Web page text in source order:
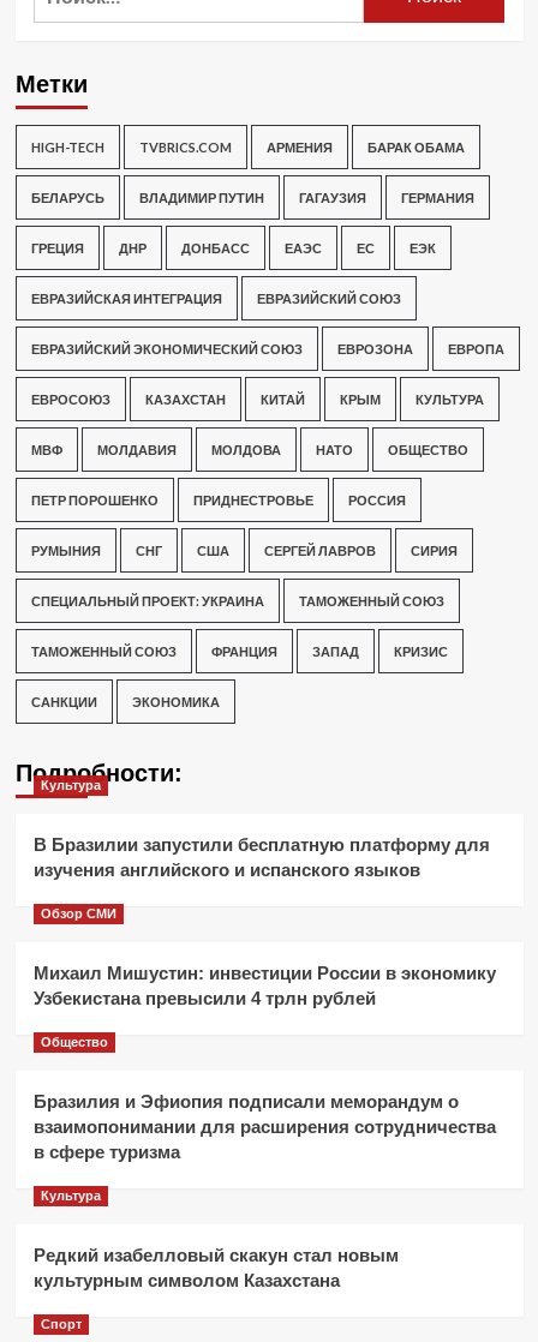
Метки
HIGH-TECH TVBRICS.COM АРМЕНИЯ БАРАК ОБАМА
БЕЛАРУСЬ ВЛАДИМИР ПУТИН ГАГАУЗИЯ ГЕРМАНИЯ
ГРЕЦИЯ ДНР ДОНБАСС ЕАЭС ЕС ЕЭК
ЕВРАЗИЙСКАЯ ИНТЕГРАЦИЯ ЕВРАЗИЙСКИЙ СОЮЗ
ЕВРАЗИЙСКИЙ ЭКОНОМИЧЕСКИЙ СОЮЗ ЕВРОЗОНА ЕВРОПА
ЕВРОСОЮЗ КАЗАХСТАН КИТАЙ КРЫМ КУЛЬТУРА
МВФ МОЛДАВИЯ МОЛДОВА НАТО ОБЩЕСТВО
ПЕТР ПОРОШЕНКО ПРИДНЕСТРОВЬЕ РОССИЯ
РУМЫНИЯ СНГ США СЕРГЕЙ ЛАВРОВ СИРИЯ
СПЕЦИАЛЬНЫЙ ПРОЕКТ: УКРАИНА ТАМОЖЕННЫЙ СОЮЗ
ТАМОЖЕННЫЙ СОЮЗ ФРАНЦИЯ ЗАПАД КРИЗИС
САНКЦИИ ЭКОНОМИКА
Подробности:
Культура
В Бразилии запустили бесплатную платформу для
изучения английского и испанского языков
Обзор СМИ
Михаил Мишустин: инвестиции России в экономику
Узбекистана превысили 4 трлн рублей
Общество
Бразилия и Эфиопия подписали меморандум о
взаимопонимании для расширения сотрудничества
в сфере туризма
Культура
Редкий изабелловый скакун стал новым
культурным символом Казахстана
Спорт